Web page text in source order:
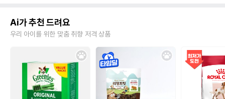
Ai가 추천 드려요
우리 아이를 위한 맞춤 취향 저격 상품